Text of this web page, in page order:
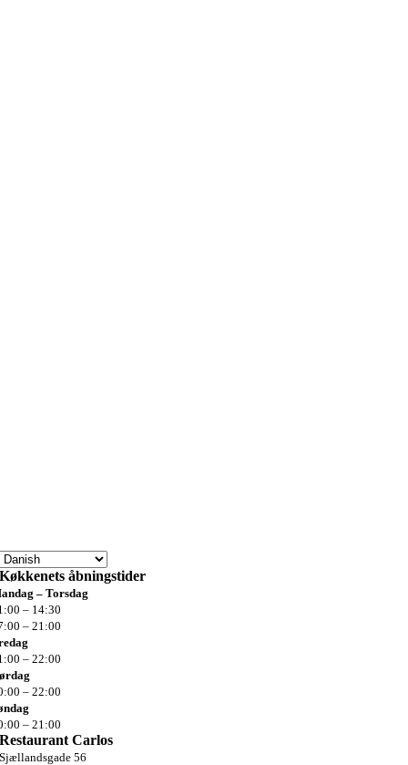
Køkkenets åbningstider
– Torsdag
– 14:30
– 21:00
–22:00
–22:00
–21:00
Restaurant Carlos
Sjællandsgade 56